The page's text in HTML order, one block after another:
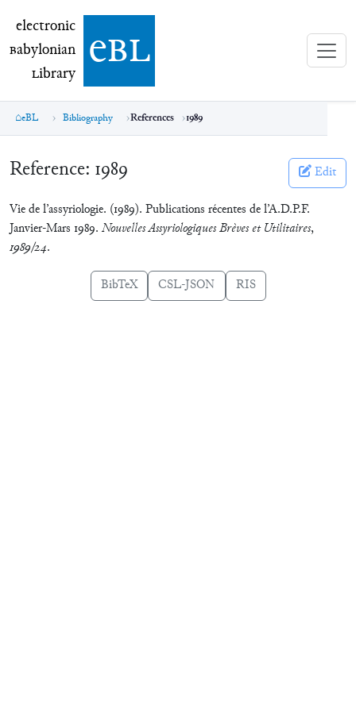
electronic Babylonian Library (eBL)
electronic
Babylonian
Library ebl
eBL Bibliography References 1989
Reference: 1989 Edit
Vie de l’assyriologie. (1989). Publications récentes de l’A.D.P.F.
Janvier-Mars 1989. Nouvelles Assyriologiques Brèves et Utilitaires,
1989/24.
BibTeX CSL-JSON RIS